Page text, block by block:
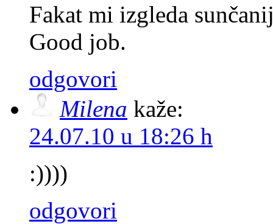
Fakat mi izgleda
Good job.
odgovori
Milena kaže:
24.07.10 u 18:26 h
:))))
odgovori